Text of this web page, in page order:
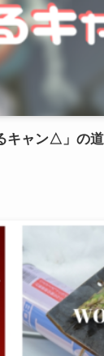
キャン△」の